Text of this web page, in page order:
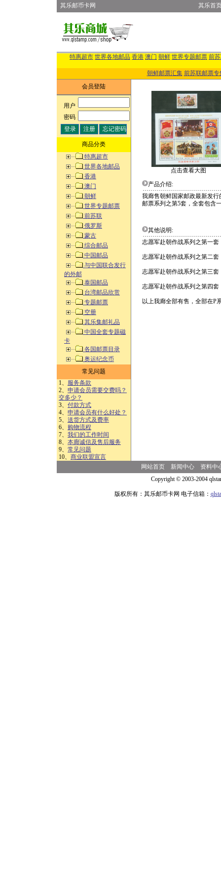
其乐邮币卡网 其乐首
特惠超市 世界各地邮品 香港 澳门 朝鲜 世界专题邮票 前
朝鲜邮票汇集 前苏联邮票专
会员登陆
用户:
密码:
商品分类
特惠超市
世界各地邮品
香港
澳门
朝鲜
世界专题邮票
前苏联
俄罗斯
蒙古
综合邮品
中国邮品
与中国联合发行
的外邮
泰国邮品
台湾邮品欣赏
专题邮票
空册
其乐集邮礼品
中国全套专题磁
卡
各国邮票目录
奥运纪念币
常见问题
1、 服务条款
2、 申请会员需要交费吗？
交多少？
3、 付款方式
4、 申请会员有什么好处？
5、 送货方式及费率
6、 购物流程
7、 我们的工作时间
8、 本廊诚信及售后服务
9、 常见问题
10、 商业联盟宣言
点击查看大图
产品介绍:
我廊售朝鲜国家邮政最新发
邮票系列之第5套，全套包含
其他说明:
志愿军赴朝作战系列之第一
志愿军赴朝作战系列之第二
志愿军赴朝作战系列之第三
志愿军赴朝作战系列之第四套
以上我廊全部有售，全部在P
网站首页 新闻中心
资料中
Copyright © 2003-2004
版权所有：其乐邮币卡网 电子信箱：